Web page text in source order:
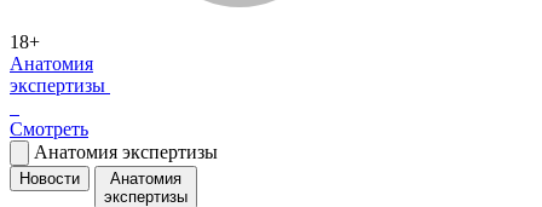
18+
Анатомия
экспертизы
Смотреть
Анатомия экспертизы
Новости
Анатомия
экспертизы